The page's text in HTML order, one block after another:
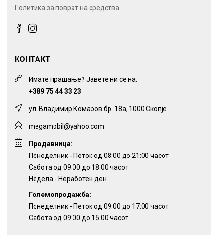
Политика за поврат на средства
КОНТАКТ
Имате прашање? Јавете ни се на:
+389 75 44 33 23
ул. Владимир Комаров бр. 18а, 1000 Скопје
megamobil@yahoo.com
Продавница:
Понеделник - Петок од 08:00 до 21:00 часот
Сабота од 09:00 до 18:00 часот
Недела - Неработен ден
Големопродажба:
Понеделник - Петок од 09:00 до 17:00 часот
Сабота од 09:00 до 15:00 часот